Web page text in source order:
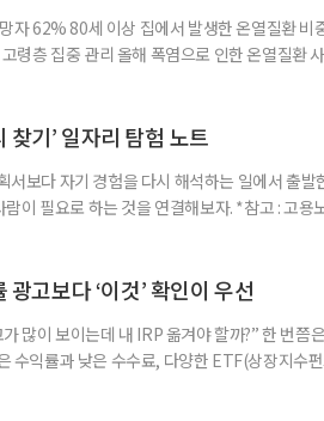
자 62% 80세 이상 집에서 발생한 온열질환 비
령층 집중 관리 올해 폭염으로 인한 온열질환
80세 이상은 300명(12.3%)으로 집계됐다. 연
찾기’ 일자리 탐험 노트
서보다 자기 경험을 다시 해석하는 일에서 출
이 필요로 하는 것을 연결해보자. *참고 : 고용
▷ 그중 내가 직접 해볼 만
광고보다 ‘이것’ 확인이 우선
많이 보이는데 내 IRP 옮겨야 할까?” 한 번쯤
수익률과 낮은 수수료, 다양한 ETF(상장지수